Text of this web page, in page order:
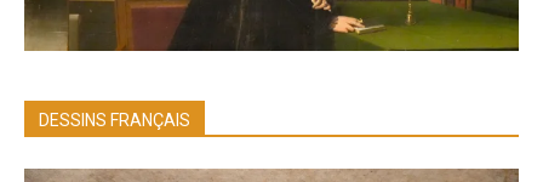
DESSINS FRANÇAIS